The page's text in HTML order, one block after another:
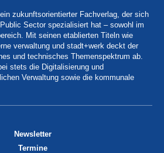
zukunftsorientierter Fachverlag, der sich
Sector spezialisiert hat – sowohl im
Mit seinen etablierten Titeln wie
verwaltung und stadt+werk deckt der
und technisches Themenspektrum ab.
stets die Digitalisierung und
Verwaltung sowie die kommunale
Newsletter
Termine